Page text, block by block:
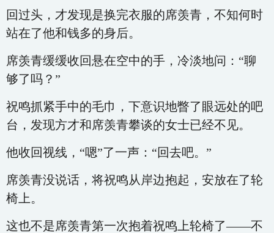
回过头，才发现是换完衣服的席羡青，不知何时
站在了他和钱多的身后。
席羡青缓缓收回悬在空中的手，冷淡地问：“聊
够了吗？”
祝鸣抓紧手中的毛巾，下意识地瞥了眼远处的吧
台，发现方才和席羡青攀谈的女士已经不见。
他收回视线，“嗯”了一声：“回去吧。”
席羡青没说话，将祝鸣从岸边抱起，安放在了轮
椅上。
这也不是席羡青第一次抱着祝鸣上轮椅了——不